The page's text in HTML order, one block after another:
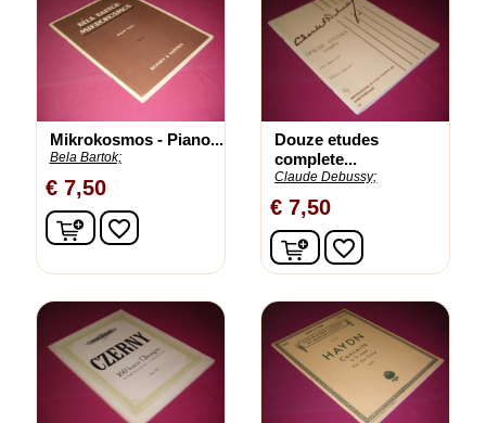
Mikrokosmos - Piano...
Bela Bartok;
€ 7,50
In winkelwagen
favorite_border
Douze etudes
complete...
Claude Debussy;
€ 7,50
In winkelwagen
favorite_border